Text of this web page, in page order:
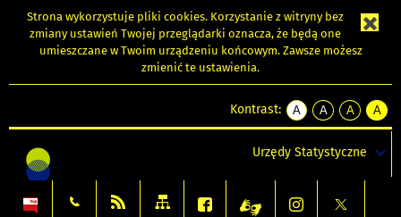
Strona wykorzystuje pliki cookies. Korzystanie z witryny bez
zmiany ustawień Twojej przeglądarki oznacza, że będą one
umieszczane w Twoim urządzeniu końcowym. Zawsze możesz
zmienić te ustawienia.
Kontrast:
A
kontrast
A
kontrast
tekst
czarnym
A
kontrast
tekst
czarnym
A
tekst
żółtym
Urzędy Statystyczne